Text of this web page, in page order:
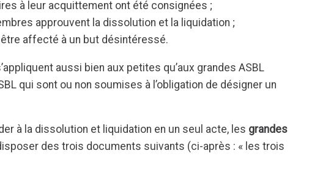
à leur acquittement ont été consignées ;
approuvent la dissolution et la liquidation ;
être affecté à un but désintéressé.
aussi bien aux petites qu’aux grandes ASBL
qui sont ou non soumises à l’obligation de désigner un
à la dissolution et liquidation en un seul acte, les grandes
des trois documents suivants (ci-après : « les trois